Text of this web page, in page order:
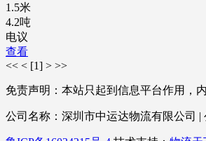
1.5米
4.2吨
电议
查看
<< < [1] > >>
免责声明：本站只起到信息平台作用，
公司名称：深圳市中运达物流有限公司 |